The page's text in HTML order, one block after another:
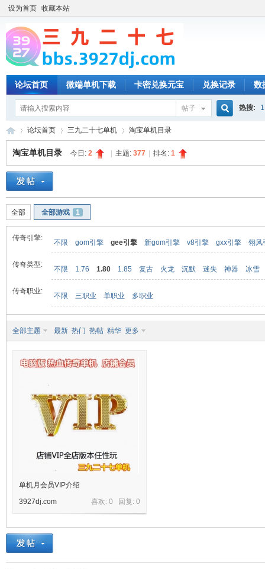
设为首页 收藏本站
论坛首页 微端单机下载 卡密兑换元宝 兑换记录 数
帖子 热搜:
十
»
论坛首页 三九二十七单机 淘宝单机目录
淘宝单机目录 今日: 2 主题: 377 排名: 1
全部 全部游戏 1
传奇引擎:
不限 gom引擎 gee引擎 新gom引擎 v8引擎 gxx引擎 翎风
传奇类型:
不限 1.76 1.80 1.85 复古 火龙 沉默 迷失 神器 冰雪
传奇职业:
不限 三职业 单职业 多职业
全部主题 最新 热门 热帖 精华 更多
单机月会员VIP介绍
喜欢: 0 回复: 0
3927dj.com